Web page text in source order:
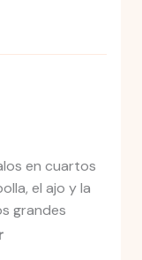
en cuartos
el ajo y la
grandes